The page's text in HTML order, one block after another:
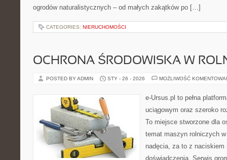
ogrodów naturalistycznych – od małych zakątków po […]
CATEGORIES: NIERUCHOMOŚCI
OCHRONA ŚRODOWISKA W
POSTED BY ADMIN STY - 26 - 2026 MOŻLIWOŚĆ
e-Ursus.pl to pełna
uciągowym oraz szeroko
To miejsce stworzone dla
temat maszyn rolniczych
nadęcia, za to z naciskiem
doświadczenia. Serwis